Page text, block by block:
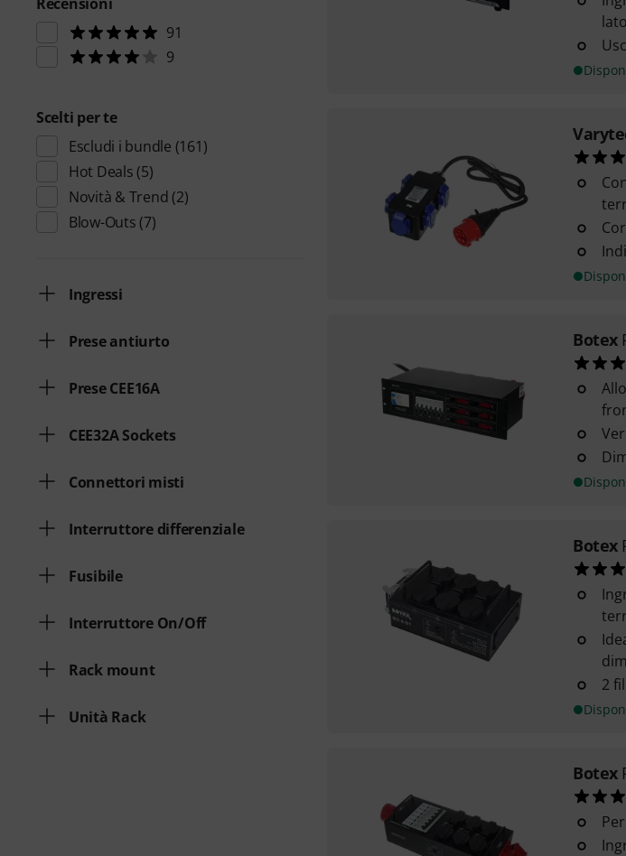
91
9
Scelti per te
Escludi i bundle (161)
Hot Deals (5)
Novità & Trend (2)
Blow-Outs (7)
Ingressi
Prese antiurto
Prese CEE16A
CEE32A Sockets
Connettori misti
Interruttore differenziale
Fusibile
Interruttore On/Off
Rack mount
Unità Rack
Botex
Botex
2
Botex